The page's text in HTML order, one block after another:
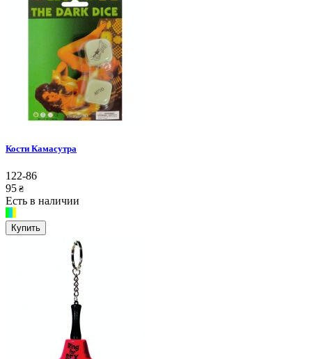
Кости Камасутра
122-86
95 ₴
Есть в наличии
Купить